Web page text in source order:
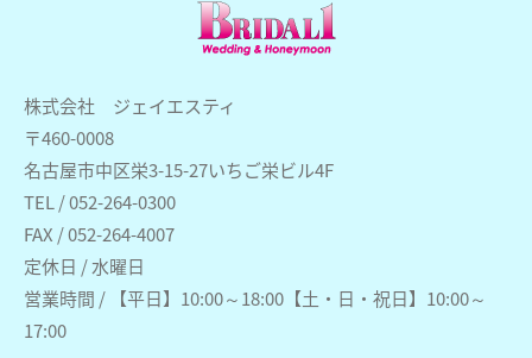
株式会社 ジェイエスティ
〒460-0008
名古屋市中区栄3-15-27いちご栄ビル4F
TEL / 052-264-0300
FAX / 052-264-4007
定休日 / 水曜日
営業時間 / 【平日】10:00～18:00【土・日・祝日】10:00～
17:00